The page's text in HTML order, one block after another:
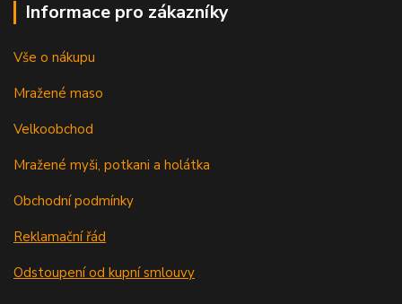
Informace pro zákazníky
Vše o nákupu
Mražené maso
Velkoobchod
Mražené myši, potkani a holátka
Obchodní podmínky
Reklamační řád
Odstoupení od kupní smlouvy